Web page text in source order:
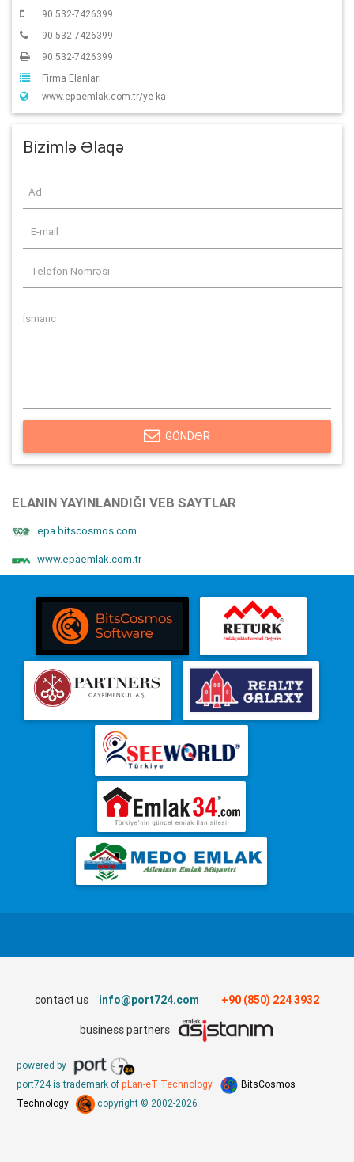
90 532-7426399
90 532-7426399
90 532-7426399
Firma Elanları
www.epaemlak.com.tr/ye-ka
Bizimlə Əlaqə
GÖNDƏR
ELANIN YAYINLANDIĞI VEB SAYTLAR
epa.bitscosmos.com
www.epaemlak.com.tr
contact us info@port724.com +90 (850) 224 3932
business partners
powered by
port724 is trademark of pLan-eT Technology
BitsCosmos
Technology
copyright © 2002-2026